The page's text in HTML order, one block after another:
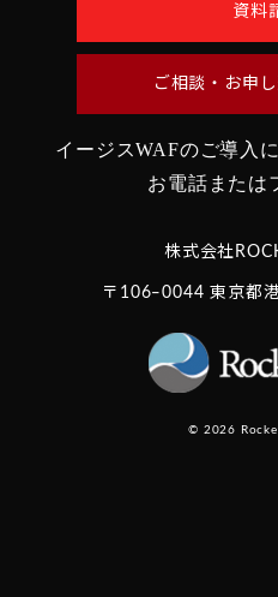
資料
ご相談・お申
イージスWAFのご導入
お電話または
株式会社
〒106‒0044 東京都
© 2026